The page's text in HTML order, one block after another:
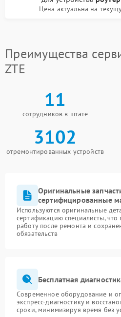
Цена актуальна на
Преимущества
ZTE
11
сотрудников в штате
3102
отремонтированных устройств
Оригинальные
сертифицированные
Используются оригинальные
сертификацию специалисты, что
работу после ремонта и
обязательств
Бесплатная
Современное оборудование и
экспресс-диагностику и
сроки, минимизируя время без